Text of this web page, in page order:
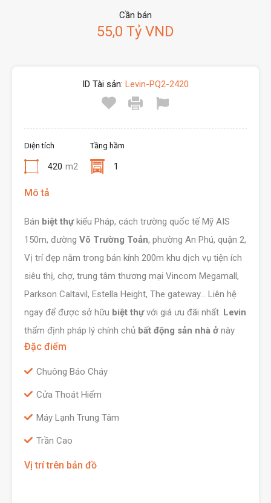
Cần bán
55,0 Tỷ VND
ID Tài sản: Levin-PQ2-2420
Diện tích
420 m2
Tầng hầm
1
Mô tả
Bán biệt thựkiểu Pháp, cách trường quốc tế Mỹ AIS
150m, đường Võ Trường Toản, phường An Phú, quận 2,
Vị trí đẹp nằm trong bán kính 200m khu dịch vụ tiện ích
siêu thị, chợ, trung tâm thương mại Vincom Megamall,
Parkson Caltavil, Estella Height, The gateway… Liên hệ
ngay để được sở hữu biệt thựvới giá ưu đãi nhất. Levin
thẩm định pháp lý chính chủ bất động sản nhà ở này
Đặc điểm
Chuông Báo Cháy
Cửa Thoát Hiểm
Máy Lạnh Trung Tâm
Trần Cao
Vị trí trên bản đồ